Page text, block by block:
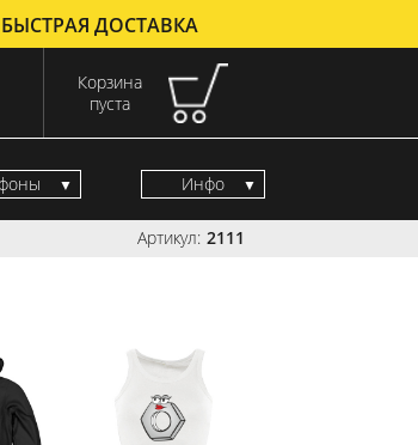
БЫСТРАЯ ДОСТАВКА
Корзина
пуста
Инфо
Артикул: 2111